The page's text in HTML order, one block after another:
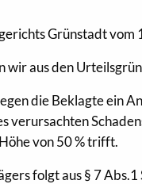
Grünstadt
wir aus den
die Beklagte ein
verursachten
von 50 % trifft.
folgt aus § 7